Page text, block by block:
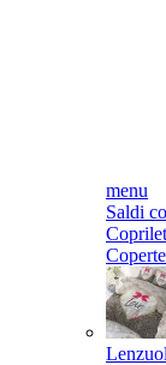
menu
Saldi